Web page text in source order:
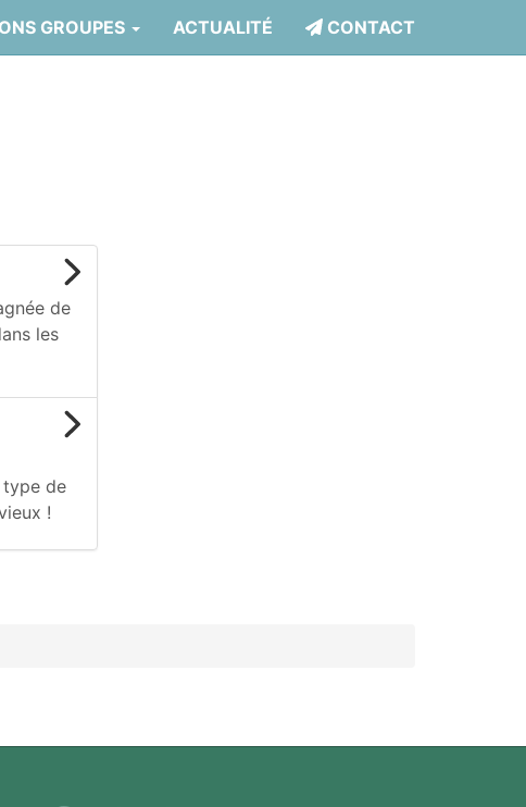
GROUPES ACTUALITÉ CONTACT
de
les
de
!